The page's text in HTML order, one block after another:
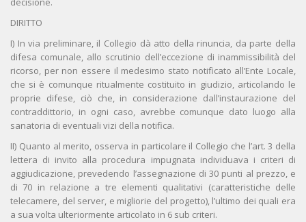
DIRITTO
I) In via preliminare, il Collegio dà atto della rinuncia, da parte della
difesa comunale, allo scrutinio dell’eccezione di inammissibilità del
ricorso, per non essere il medesimo stato notificato all’Ente Locale,
che si è comunque ritualmente costituito in giudizio, articolando le
proprie difese, ciò che, in considerazione dall’instaurazione del
contraddittorio, in ogni caso, avrebbe comunque dato luogo alla
sanatoria di eventuali vizi della notifica.
II) Quanto al merito, osserva in particolare il Collegio che l’art. 3 della
lettera di invito alla procedura impugnata individuava i criteri di
aggiudicazione, prevedendo l’assegnazione di 30 punti al prezzo, e
di 70 in relazione a tre elementi qualitativi (caratteristiche delle
telecamere, del server, e migliorie del progetto), l’ultimo dei quali era
a sua volta ulteriormente articolato in 6 sub criteri.